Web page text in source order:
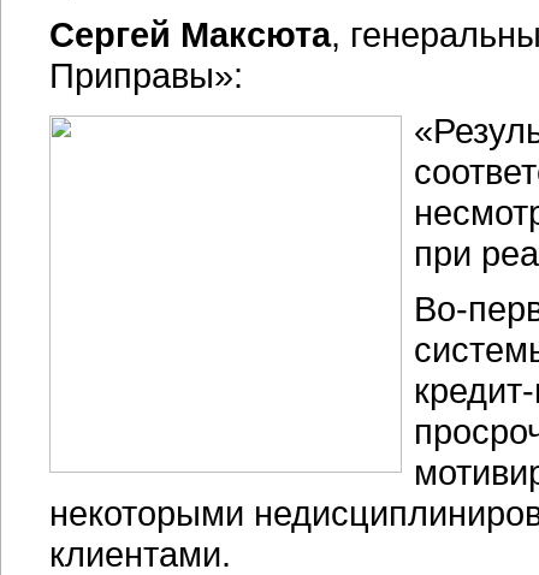
Сергей Максюта,
Приправы»:
при
Во-
некоторыми
клиентами.